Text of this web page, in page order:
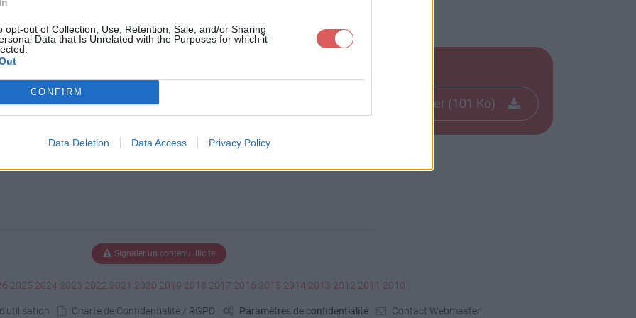
opt-out of Collection, Use, Retention, Sale, and/or Sharing
Data that Is Unrelated with the Purposes for which it
CONFIRM
Data Deletion Data Access Privacy Policy
Télécharger le fichier (101 Ko)
Signaler un contenu illicite
2025 2024 2023 2022 2021 2020 2019 2018 2017 2016 2015 2014 2013 2012 2011 2010
Charte de Confidentialité / RGPD Paramètres de confidentialité Contact Webmaster